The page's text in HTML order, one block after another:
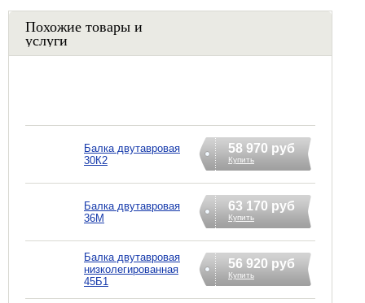
Похожие товары и
услуги
Балка двутавровая
30К2
58 970 руб
Купить
Балка двутавровая
36М
63 170 руб
Купить
Балка двутавровая
низколегированная
45Б1
56 920 руб
Купить